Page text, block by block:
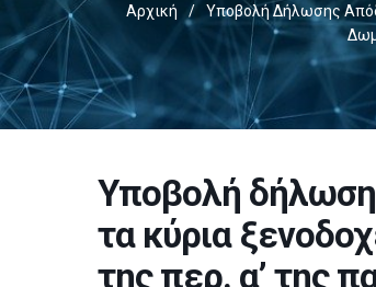
Αρχική /
Υποβολή Δήλωσης
Υποβολή
τα κύρια
της περ. α’ της